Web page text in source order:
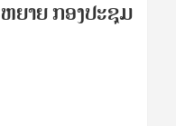
ຍາຍ ກອງ​ປະ​ຊຸມ​